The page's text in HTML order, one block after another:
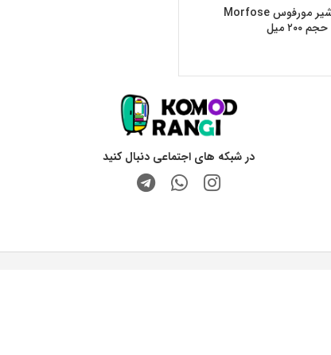
موس موی حالت دهنده شیر مورفوس Morfose
در شبکه های اجتماعی دنبال کنید